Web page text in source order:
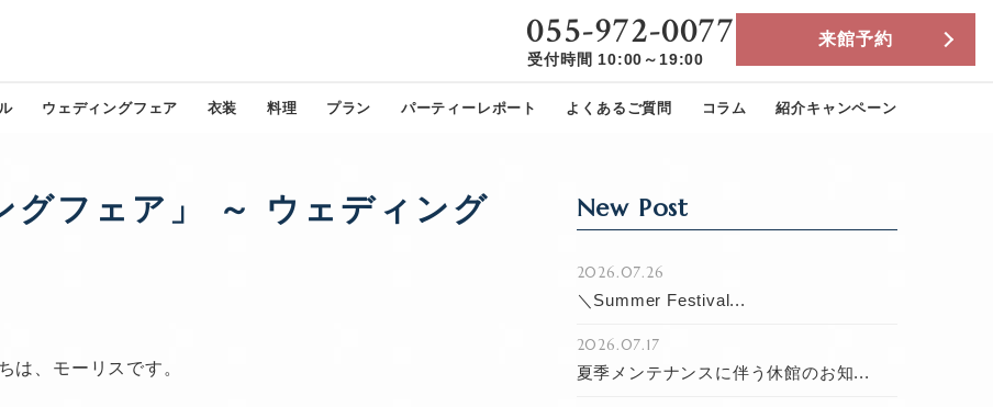
055-972-0077
受付時間 10:00～19:00
来館予約
ウェディングフェア 衣装 料理 プラン パーティーレポート よくあるご質問 コラム 紹介キャンペーン
グフェア」 ～ ウェディング
は、モーリスです。
New Post
2026.07.26
＼Summer Festival...
2026.07.17
夏季メンテナンスに伴う休館のお知...